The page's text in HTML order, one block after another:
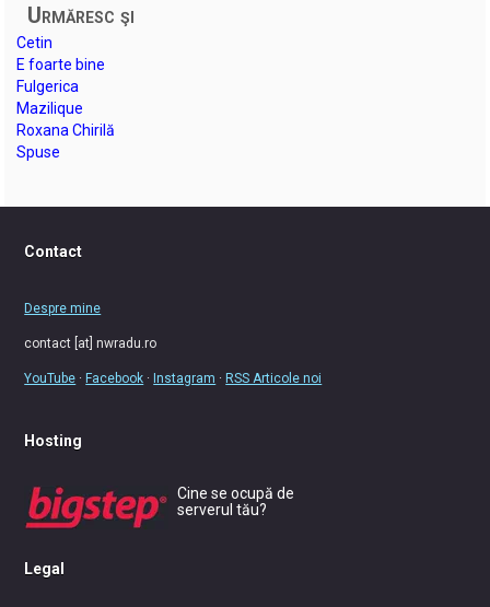
Urmăresc şi
Cetin
E foarte bine
Fulgerica
Mazilique
Roxana Chirilă
Spuse
Contact
Despre mine
contact [at] nwradu.ro
YouTube ·Facebook ·Instagram ·RSS Articole noi
Hosting
Cine se ocupă de
serverul tău?
Legal